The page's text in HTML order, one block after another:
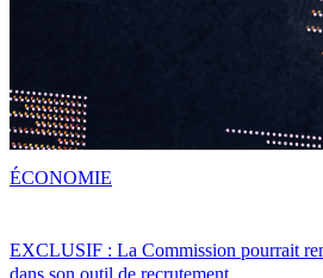
EXCLUSIF : La Commission pourrait
dans son outil de recrutement
ÉCONOMIE